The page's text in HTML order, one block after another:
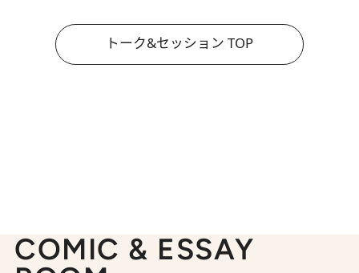
トーク&セッション TOP
COMIC & ESSAY